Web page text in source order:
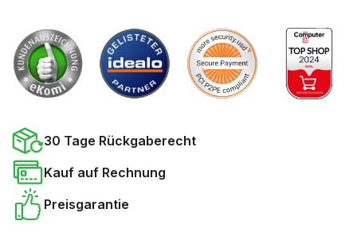
30 Tage Rückgaberecht
Kauf auf Rechnung
Preisgarantie